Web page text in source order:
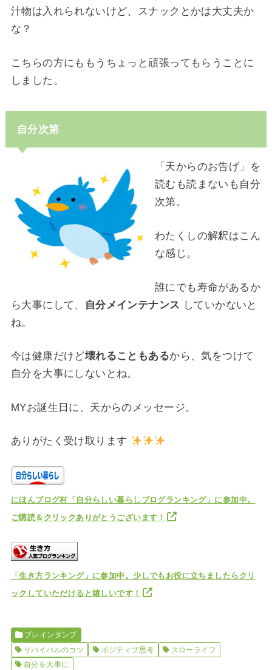
汁物は入れられないけど、スナックとかは大丈夫か
な？
こちらの方にももうちょっと頑張ってもらうことに
しました。
自分次第
「天からのお告げ」を
読むも読まないも自分
次第。
わたくしの解釈はこん
な感じ。
誰にでも寿命があるか
ら大事にして、
自分メインテナンス していかないと
ね。
今は健康だけど壊れることもあるから、気をつけて
自分を大事にしないとね。
MYお誕生日に、天からのメッセージ。
ありがたく受け取ります
にほんブログ村「自分らしい暮らしブログランキング」に参加中。
ご購読＆クリックありがとうございます！
「生き方ランキング」に参加中。少しでもお役に立ちましたらクリ
ックしていただけると嬉しいです！
ブレインダンプ
サバイバルのコツ
ポジティブ思考
スローライフ
自分を大事に